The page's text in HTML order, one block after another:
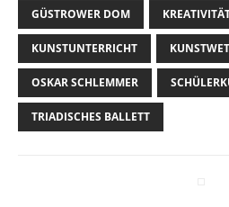
GÜSTROWER DOM
KUNSTUNTERRICHT
OSKAR SCHLEMMER
TRIADISCHES BALLETT